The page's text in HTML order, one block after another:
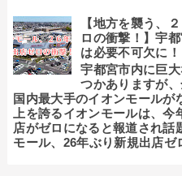
【地方を襲う、
ロの衝撃！】宇
は必要不可欠に！
宇都宮市内に巨
つかありますが
国内最大手のイオンモールが
上を誇るイオンモールは、
店がゼロになると報道され
モール、26年ぶり新規出店